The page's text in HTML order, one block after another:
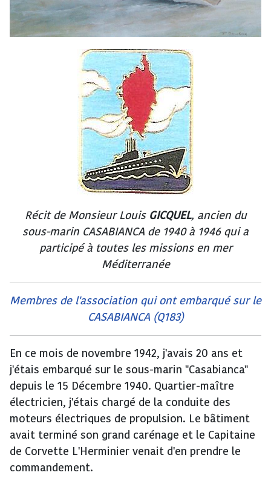
Récit de Monsieur Louis GICQUEL, ancien du
sous-marin CASABIANCA de 1940 à 1946 qui a
participé à toutes les missions en mer
Méditerranée
Membres de l'association qui ont embarqué sur le
CASABIANCA (Q183)
En ce mois de novembre 1942, j'avais 20 ans et
j'étais embarqué sur le sous-marin "Casabianca"
depuis le 15 Décembre 1940. Quartier-maître
électricien, j'étais chargé de la conduite des
moteurs électriques de propulsion. Le bâtiment
avait terminé son grand carénage et le Capitaine
de Corvette L'Herminier venait d'en prendre le
commandement.